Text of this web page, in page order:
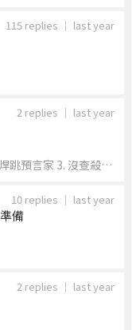
115 replies ｜ last year
2 replies ｜ last year
10 replies ｜ last year
備
2 replies ｜ last year